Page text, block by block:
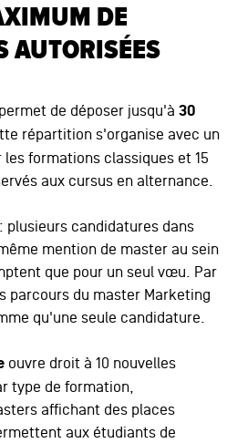
DE
AUTORISÉES
de déposer jusqu'à 30
répartition s'organise avec un
formations classiques et 15
aux cursus en alternance.
plusieurs candidatures dans
mention de master au sein
que pour un seul vœu. Par
parcours du master Marketing
qu'une seule candidature.
ouvre droit à 10 nouvelles
type de formation,
affichant des places
aux étudiants de